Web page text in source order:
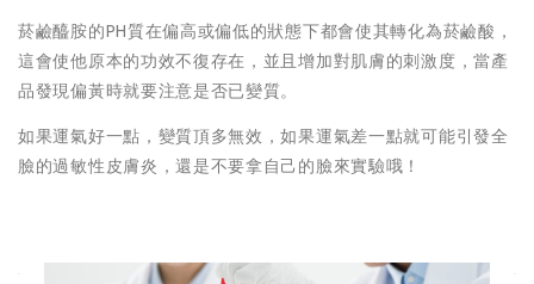
菸鹼醯胺的PH質在偏高或偏低的狀態下都會使其轉化為菸鹼酸，
這會使他原本的功效不復存在，並且增加對肌膚的刺激度，當產
品發現偏黃時就要注意是否已變質。
如果運氣好一點，變質頂多無效，如果運氣差一點就可能引發全
臉的過敏性皮膚炎，還是不要拿自己的臉來實驗哦！